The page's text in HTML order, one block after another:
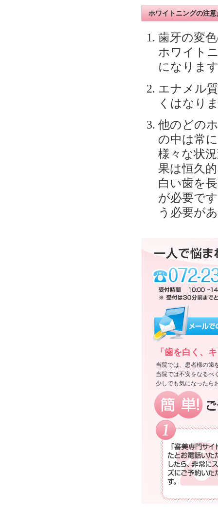
ホワイトニングの注意
歯牙の変
ホワイト
になりま
エナメル
くはなり
他のどの
の中は常
様々な状
果は恒久
白い歯を
が必要で
う必要が
「歯を白く、
当院では、患者様の歯
当院では不安をなるべ
少しでも気になったら